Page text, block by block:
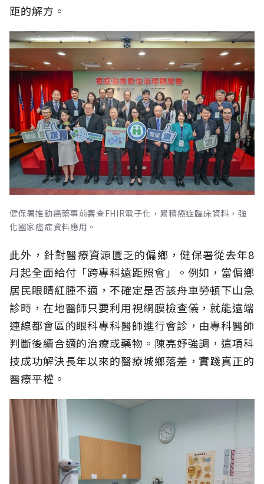
距的解方。
健保署推動癌藥事前審查FHIR電子化，累積癌症臨床資料，強
化國家癌症資料應用。
此外，針對醫療資源匱乏的偏鄉，健保署從去年8
月起全面給付「跨專科遠距照會」。例如，當偏鄉
居民眼睛紅腫不適，不確定是否該舟車勞頓下山急
診時，在地醫師只要利用視網膜檢查儀，就能遠端
連線都會區的眼科專科醫師進行會診，由專科醫師
判斷後續合適的治療或藥物。陳亮妤強調，這項科
技成功解決長年以來的醫療城鄉落差，實踐真正的
醫療平權。